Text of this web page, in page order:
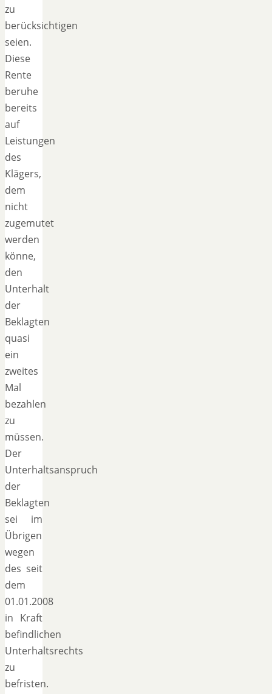
zu
berücksichtigen
seien.
Diese
Rente
beruhe
bereits
auf
Leistungen
des
Klägers,
dem
nicht
zugemutet
werden
könne,
den
Unterhalt
der
Beklagten
quasi
ein
zweites
Mal
bezahlen
zu
müssen.
Der
Unterhaltsanspruch
der
Beklagten
sei im
Übrigen
wegen
des seit
dem
01.01.2008
in Kraft
befindlichen
Unterhaltsrechts
zu
befristen.